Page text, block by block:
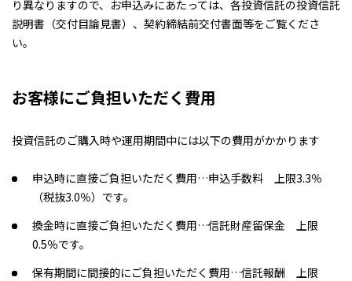
り異なりますので、お申込みにあたっては、各投資信託の投資信託
説明書（交付目論見書）、契約締結前交付書面等をご覧くださ
い。
お客様にご負担いただく費用
投資信託のご購入時や運用期間中には以下の費用がかかります
申込時に直接ご負担いただく費用…申込手数料 上限3.3％
（税抜3.0％）です。
換金時に直接ご負担いただく費用…信託財産留保金 上限
0.5％です。
保有期間に間接的にご負担いただく費用…信託報酬 上限